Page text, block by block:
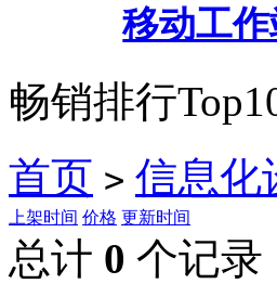
移动工
畅销排行
首页 > 信息化
上架时间 价格 更新时间
总计 0 个记录